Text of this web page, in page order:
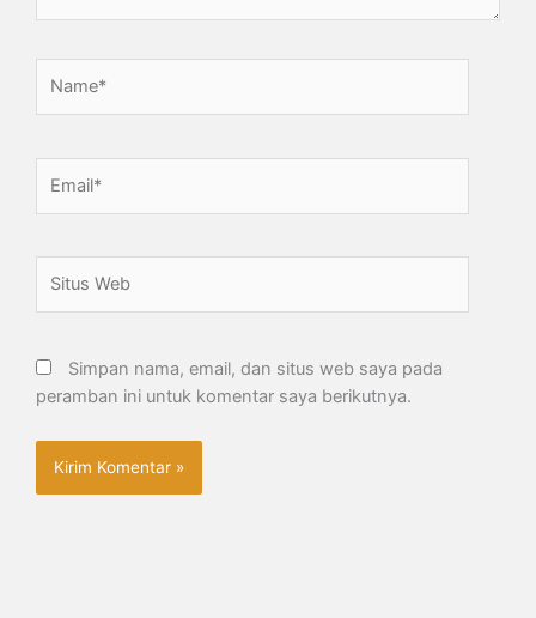
Web
Simpan nama, email, dan situs web saya pada
peramban ini untuk komentar saya berikutnya.